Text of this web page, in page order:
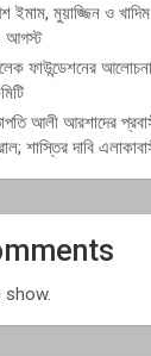
মুয়াজ্জিন ও
আগস্ট
ফাউন্ডেশনের
আলী আরশাদের
শাস্তির দাবি